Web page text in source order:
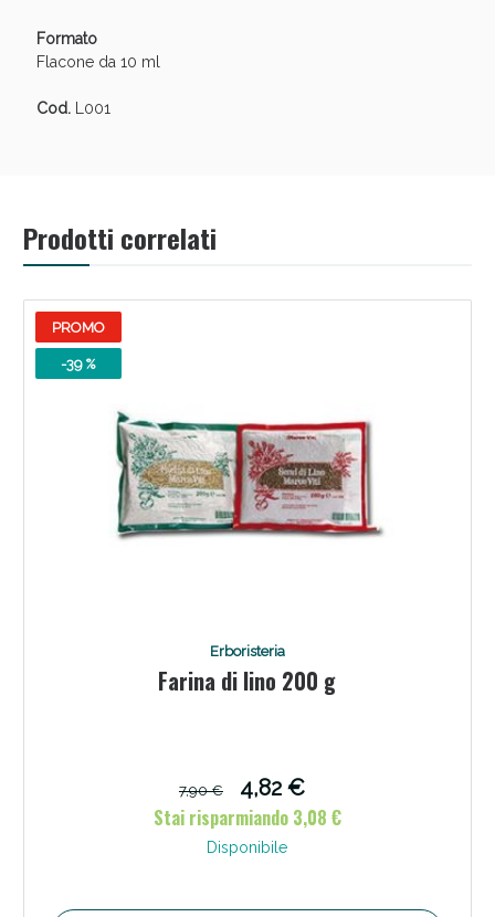
Formato
Flacone da 10 ml
Cod.L001
Prodotti correlati
PROMO
-39 %
Erboristeria
Farina di lino 200 g
7,90 €
4,82 €
Stai risparmiando 3,08 €
Disponibile